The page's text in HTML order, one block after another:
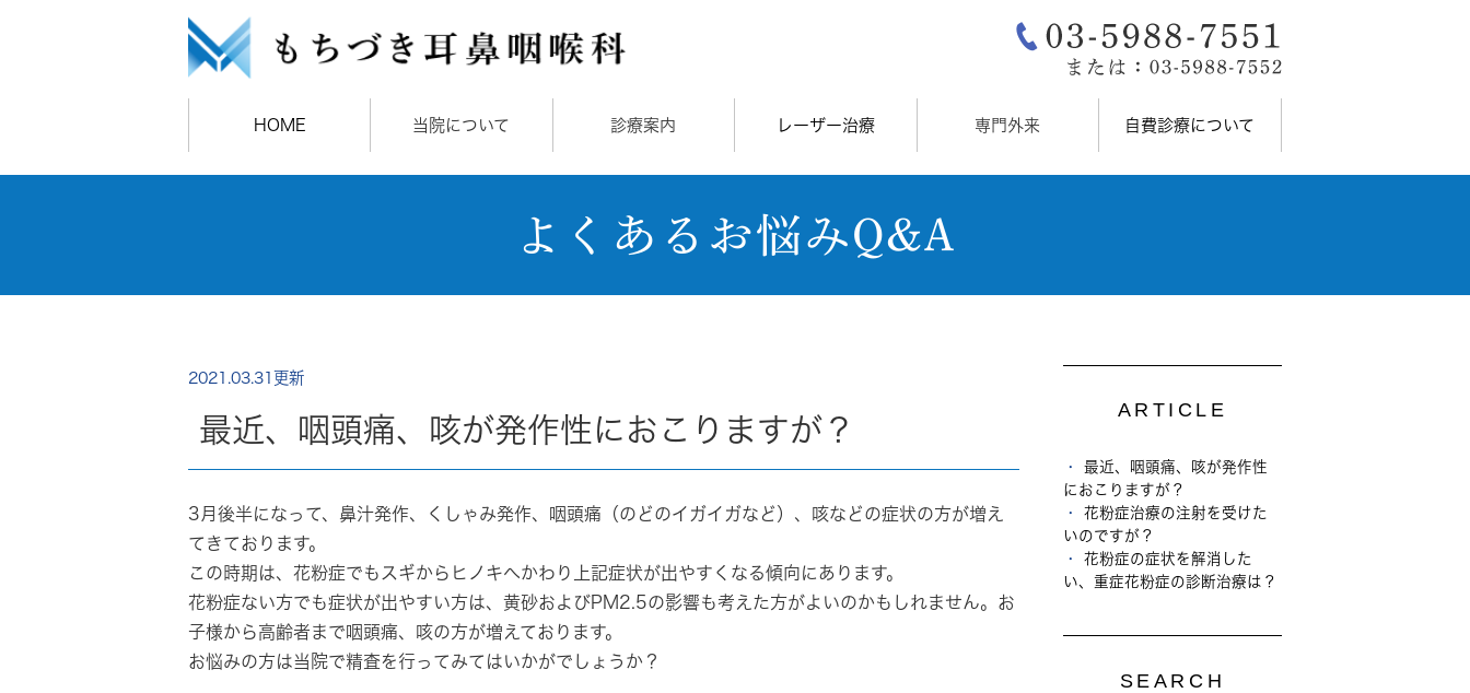
HOME 当院について 診療案内 レーザー治療 専門外来 自費診療について
よくあるお悩みQ&A
2021.03.31更新
最近、咽頭痛、咳が発作性におこりますが？
3月後半になって、鼻汁発作、くしゃみ発作、咽頭痛（のどのイガイガなど）、咳などの症状の方が増え
てきております。
この時期は、 花粉症でもスギからヒノキへかわり上記症状が出やすくなる傾向にあります。
花粉症ない方でも症状が出やすい方は、 黄砂およびPM2.5の影響も考えた方がよいのかもしれません。お
子様から高齢者まで咽頭痛、咳の方が増えております。
お悩みの方は当院で精査を行ってみてはいかがでしょうか？
ARTICLE
最近、咽頭痛、咳が発作性
におこりますが？
花粉症治療の注射を受けた
いのですが？
花粉症の症状を解消した
い、重症花粉症の診断治療は？
SEARCH